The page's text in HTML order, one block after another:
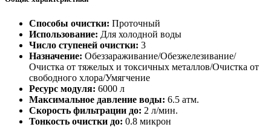
Способы очистки: Проточный
Использование: Для холодной воды
Число ступеней очистки: 3
Назначение: Обеззараживание/Обезжелезивание/
Очистка от тяжелых и токсичных металлов/Очистка от
свободного хлора/Умягчение
Ресурс модуля: 6000 л
Максимальное давление воды: 6.5 атм.
Скорость фильтрации до: 2 л/мин.
Тонкость очистки до: 0.8 микрон